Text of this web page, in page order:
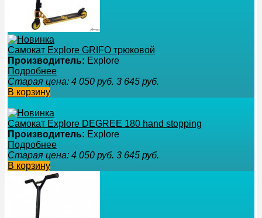
Самокат Explore GRIFO трюковой
Производитель: Explore
Подробнее
Старая цена: 4 050 руб. 3 645 руб.
В корзину
Самокат Explore DEGREE 180 hand stopping
Производитель: Explore
Подробнее
Старая цена: 4 050 руб. 3 645 руб.
В корзину